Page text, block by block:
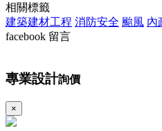
相關標籤
建築建材工程 消防安全 颱風 內
facebook 留言
專業設計詢價
×